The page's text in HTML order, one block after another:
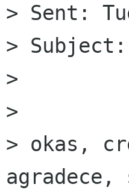
> Sent:
> Subject:
>
>
> okas,
agradece,